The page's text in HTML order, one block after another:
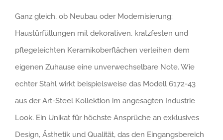
Ganz gleich, ob Neubau oder Modernisierung:
Haustürfüllungen mit dekorativen, kratzfesten und
pflegeleichten Keramikoberflächen verleihen dem
eigenen Zuhause eine unverwechselbare Note. Wie
echter Stahl wirkt beispielsweise das Modell 6172-43
aus der Art-Steel Kollektion im angesagten Industrie
Look. Ein Unikat für höchste Ansprüche an exklusives
Design, Ästhetik und Qualität, das den Eingangsbereich